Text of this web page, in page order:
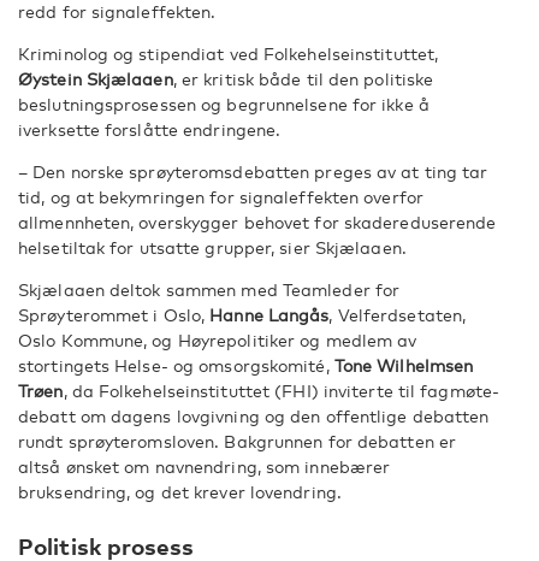
redd for signaleffekten.
Kriminolog og stipendiat ved Folkehelseinstituttet,
Øystein Skjælaaen, er kritisk både til den politiske
beslutningsprosessen og begrunnelsene for ikke å
iverksette forslåtte endringene.
– Den norske sprøyteromsdebatten preges av at ting tar
tid, og at bekymringen for signaleffekten overfor
allmennheten, overskygger behovet for skadereduserende
helsetiltak for utsatte grupper, sier Skjælaaen.
Skjælaaen deltok sammen med Teamleder for
Sprøyterommet i Oslo, Hanne Langås, Velferdsetaten,
Oslo Kommune, og Høyrepolitiker og medlem av
stortingets Helse- og omsorgskomité, Tone Wilhelmsen
Trøen, da Folkehelseinstituttet (FHI) inviterte til fagmøte-
debatt om dagens lovgivning og den offentlige debatten
rundt sprøyteromsloven. Bakgrunnen for debatten er
altså ønsket om navnendring, som innebærer
bruksendring, og det krever lovendring.
Politisk prosess